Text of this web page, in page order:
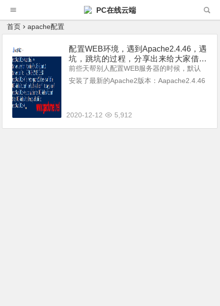
PC在线云端
首页 apache配置
配置WEB环境，遇到Apache2.4.46，遇
坑，跳坑的过程，分享出来给大家借鉴
一下，以防掉此坑。
前些天帮别人配置WEB服务器的时候，默认
安装了最新的Apache2版本：Aapache2.4.46
站根目录路径却怎么也没...
2020-12-12 5,912